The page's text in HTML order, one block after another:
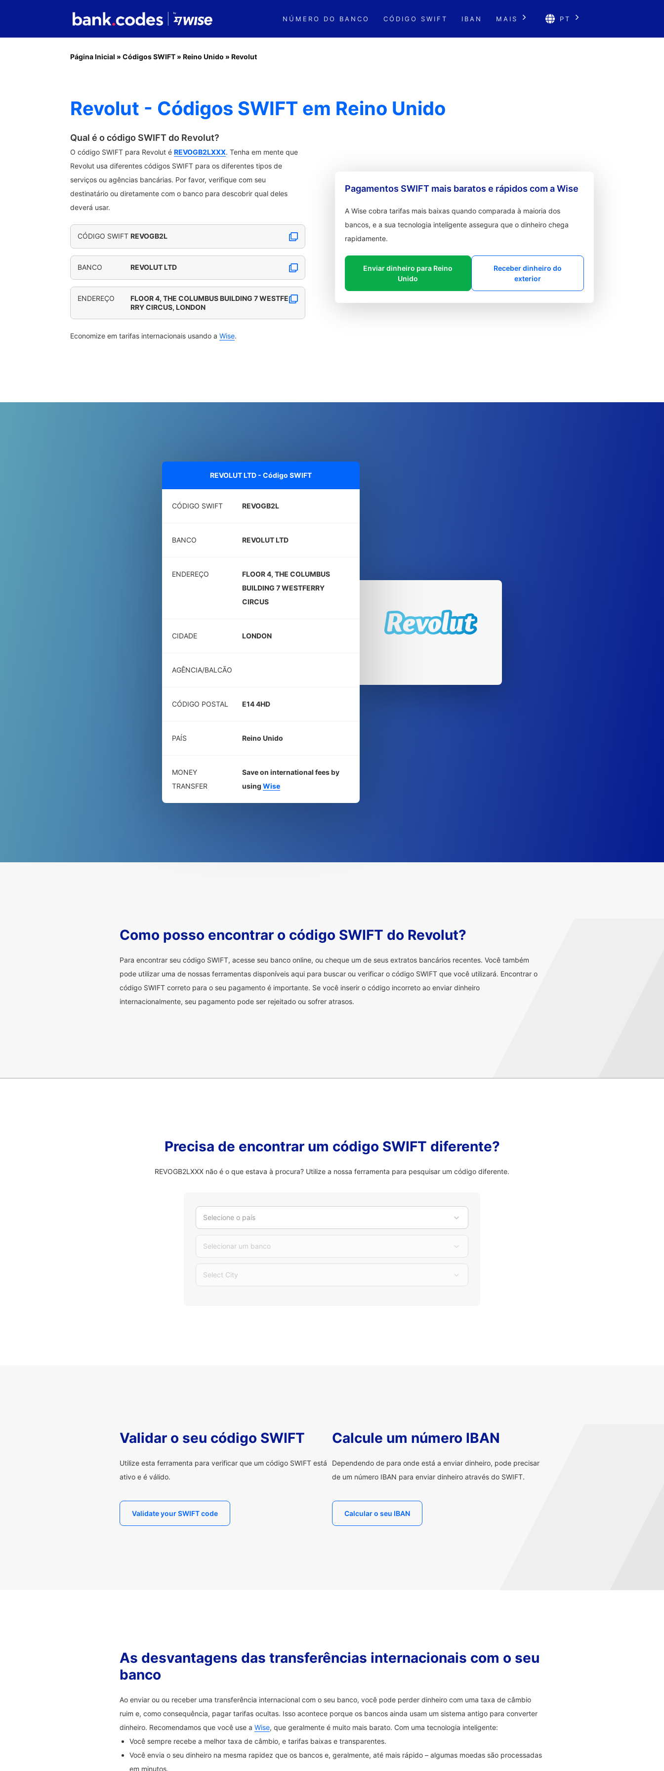
NÚMERO DO BANCO CÓDIGO SWIFT IBAN MAIS PT
Página Inicial » Códigos SWIFT » Reino Unido » Revolut
Revolut - Códigos SWIFT em Reino Unido
Qual é o código SWIFT do Revolut?
O código SWIFT para Revolut é REVOGB2LXXX. Tenha em mente que
Revolut usa diferentes códigos SWIFT para os diferentes tipos de
serviços ou agências bancárias. Por favor, verifique com seu
destinatário ou diretamente com o banco para descobrir qual deles
deverá usar.
CÓDIGO SWIFT REVOGB2L
BANCO REVOLUT LTD
ENDEREÇO
FLOOR 4, THE COLUMBUS BUILDING 7 WESTFE
RRY CIRCUS, LONDON
Economize em tarifas internacionais usando a Wise.
Pagamentos SWIFT mais baratos e rápidos com a Wise
A Wise cobra tarifas mais baixas quando comparada à maioria dos
bancos, e a sua tecnologia inteligente assegura que o dinheiro chega
rapidamente.
Enviar dinheiro para Reino
Unido
Receber dinheiro do
exterior
REVOLUT LTD - Código SWIFT
CÓDIGO SWIFT REVOGB2L
BANCO REVOLUT LTD
ENDEREÇO
FLOOR 4, THE COLUMBUS
BUILDING 7 WESTFERRY
CIRCUS
CIDADE LONDON
AGÊNCIA/BALCÃO
CÓDIGO POSTAL E14 4HD
PAÍS Reino Unido
MONEY
TRANSFER
Save on international fees by
using Wise
Como posso encontrar o código SWIFT do Revolut?
Para encontrar seu código SWIFT, acesse seu banco online, ou cheque um de seus extratos bancários recentes. Você também
pode utilizar uma de nossas ferramentas disponíveis aqui para buscar ou verificar o código SWIFT que você utilizará. Encontrar o
código SWIFT correto para o seu pagamento é importante. Se você inserir o código incorreto ao enviar dinheiro
internacionalmente, seu pagamento pode ser rejeitado ou sofrer atrasos.
Precisa de encontrar um código SWIFT diferente?
REVOGB2LXXX não é o que estava à procura? Utilize a nossa ferramenta para pesquisar um código diferente.
Selecione o país
Selecionar um banco
Select City
Validar o seu código SWIFT
Utilize esta ferramenta para verificar que um código SWIFT está
ativo e é válido.
Validate your SWIFT code
Calcule um número IBAN
Dependendo de para onde está a enviar dinheiro, pode precisar
de um número IBAN para enviar dinheiro através do SWIFT.
Calcular o seu IBAN
As desvantagens das transferências internacionais com o seu
banco
Ao enviar ou ou receber uma transferência internacional com o seu banco, você pode perder dinheiro com uma taxa de câmbio
ruim e, como consequência, pagar tarifas ocultas. Isso acontece porque os bancos ainda usam um sistema antigo para converter
dinheiro. Recomendamos que você use a Wise, que geralmente é muito mais barato. Com uma tecnologia inteligente:
Você sempre recebe a melhor taxa de câmbio, e tarifas baixas e transparentes.
Você envia o seu dinheiro na mesma rapidez que os bancos e, geralmente, até mais rápido – algumas moedas são processadas
em minutos.